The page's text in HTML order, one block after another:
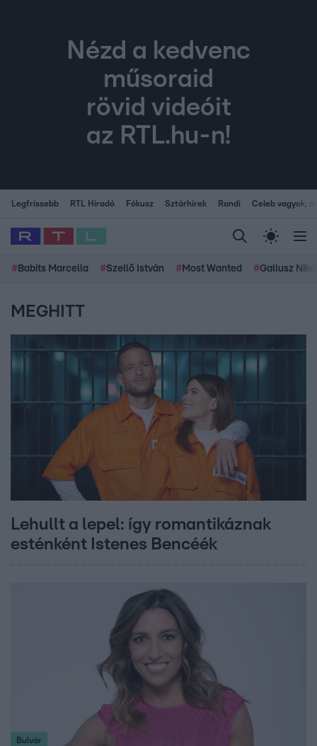
Nézd a kedvenc
műsoraid
rövid videóit
az RTL.hu-n!
Legfrissebb RTL Híradó Fókusz Sztárhírek Randi Celeb vagyok,
# Babits Marcella #Szellő István # Most Wanted #Gallusz
MEGHITT
Lehullt a lepel: így romantikáznak
esténként Istenes Bencéék
Bulvár